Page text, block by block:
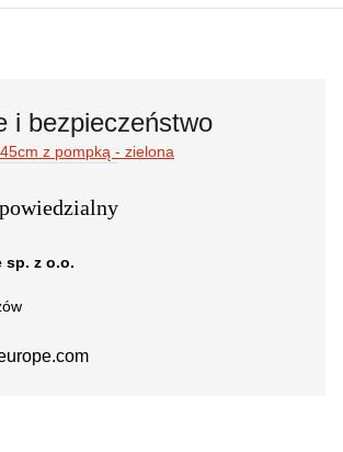
i bezpieczeństwo
45cm z pompką - zielona
sp. z o.o.